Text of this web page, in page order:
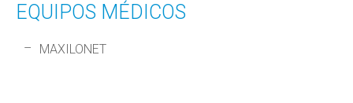
EQUIPOS MÉDICOS
MAXILONET